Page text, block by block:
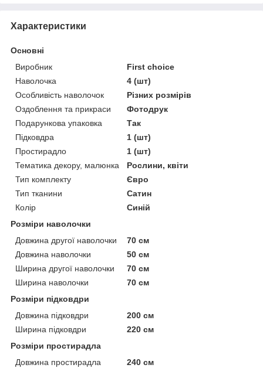
Характеристики
Основні
Виробник
First choice
Наволочка
4 (шт)
Особливість наволочок
Різних розмірів
Оздоблення та прикраси
Фотодрук
Подарункова упаковка
Так
Підковдра
1 (шт)
Простирадло
1 (шт)
Тематика декору, малюнка
Рослини, квіти
Тип комплекту
Євро
Тип тканини
Сатин
Колір
Синій
Розміри наволочки
Довжина другої наволочки
70 см
Довжина наволочки
50 см
Ширина другої наволочки
70 см
Ширина наволочки
70 см
Розміри підковдри
Довжина підковдри
200 см
Ширина підковдри
220 см
Розміри простирадла
Довжина простирадла
240 см